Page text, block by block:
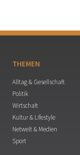
THEMEN
Alltag & Gesellschaft
Politik
Wirtschaft
Kultur & Lifestyle
Netwelt & Medien
Sport